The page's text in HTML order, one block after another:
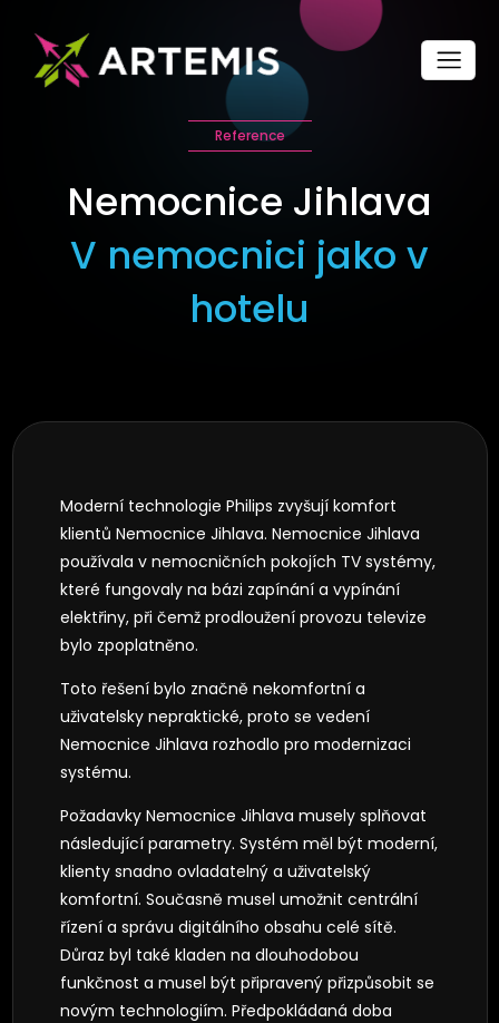
Reference
Nemocnice Jihlava
V nemocnici jako v
hotelu
Moderní technologie Philips zvyšují komfort
klientů Nemocnice Jihlava. Nemocnice Jihlava
používala v nemocničních pokojích TV systémy,
které fungovaly na bázi zapínání a vypínání
elektřiny, při čemž prodloužení provozu televize
bylo zpoplatněno.
Toto řešení bylo značně nekomfortní a
uživatelsky nepraktické, proto se vedení
Nemocnice Jihlava rozhodlo pro modernizaci
systému.
Požadavky Nemocnice Jihlava musely splňovat
následující parametry. Systém měl být moderní,
klienty snadno ovladatelný a uživatelský
komfortní. Současně musel umožnit centrální
řízení a správu digitálního obsahu celé sítě.
Důraz byl také kladen na dlouhodobou
funkčnost a musel být připravený přizpůsobit se
novým technologiím. Předpokládaná doba